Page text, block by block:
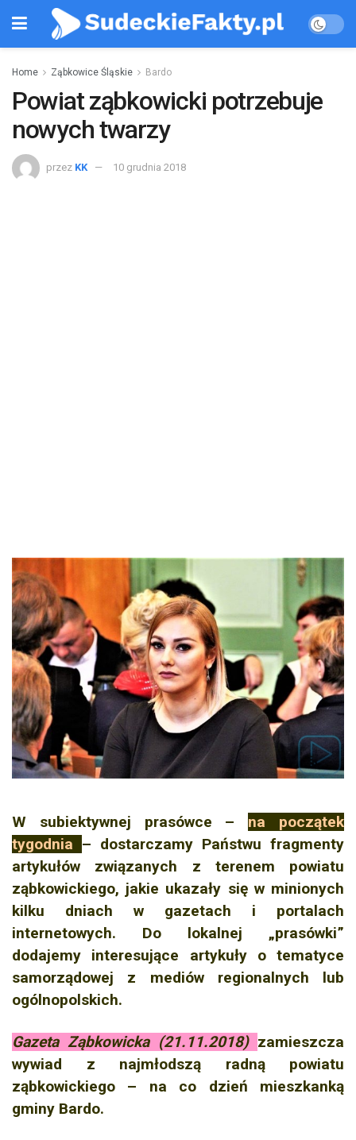
Home Ząbkowice Śląskie Bardo
Powiat ząbkowicki potrzebuje
nowych twarzy
przez KK 10 grudnia 2018
W subiektywnej prasówce – na początek
tygodnia – dostarczamy Państwu fragmenty
artykułów związanych z terenem powiatu
ząbkowickiego, jakie ukazały się w minionych
kilku dniach w gazetach i portalach
internetowych. Do lokalnej „prasówki”
dodajemy interesujące artykuły o tematyce
samorządowej z mediów regionalnych lub
ogólnopolskich.
Gazeta Ząbkowicka (21.11.2018) zamieszcza
wywiad z najmłodszą radną powiatu
ząbkowickiego – na co dzień mieszkanką
gminy Bardo.